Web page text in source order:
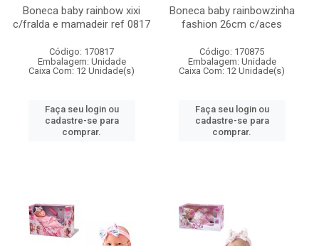
Boneca baby rainbow xixi
c/fralda e mamadeir ref 0817
Código: 170817
Embalagem: Unidade
Caixa Com: 12 Unidade(s)
Faça seu login ou
cadastre-se para
comprar.
Boneca baby rainbowzinha
fashion 26cm c/aces
Código: 170875
Embalagem: Unidade
Caixa Com: 12 Unidade(s)
Faça seu login ou
cadastre-se para
comprar.